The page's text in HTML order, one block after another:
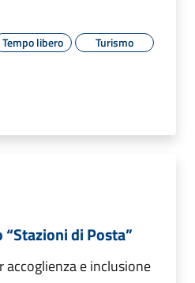
Tempo libero Turismo
di Posta”
e inclusione